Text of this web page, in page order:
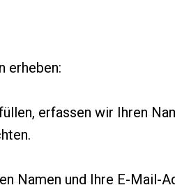
erheben:
erfassen wir Ihren
Namen und Ihre E-Mail-